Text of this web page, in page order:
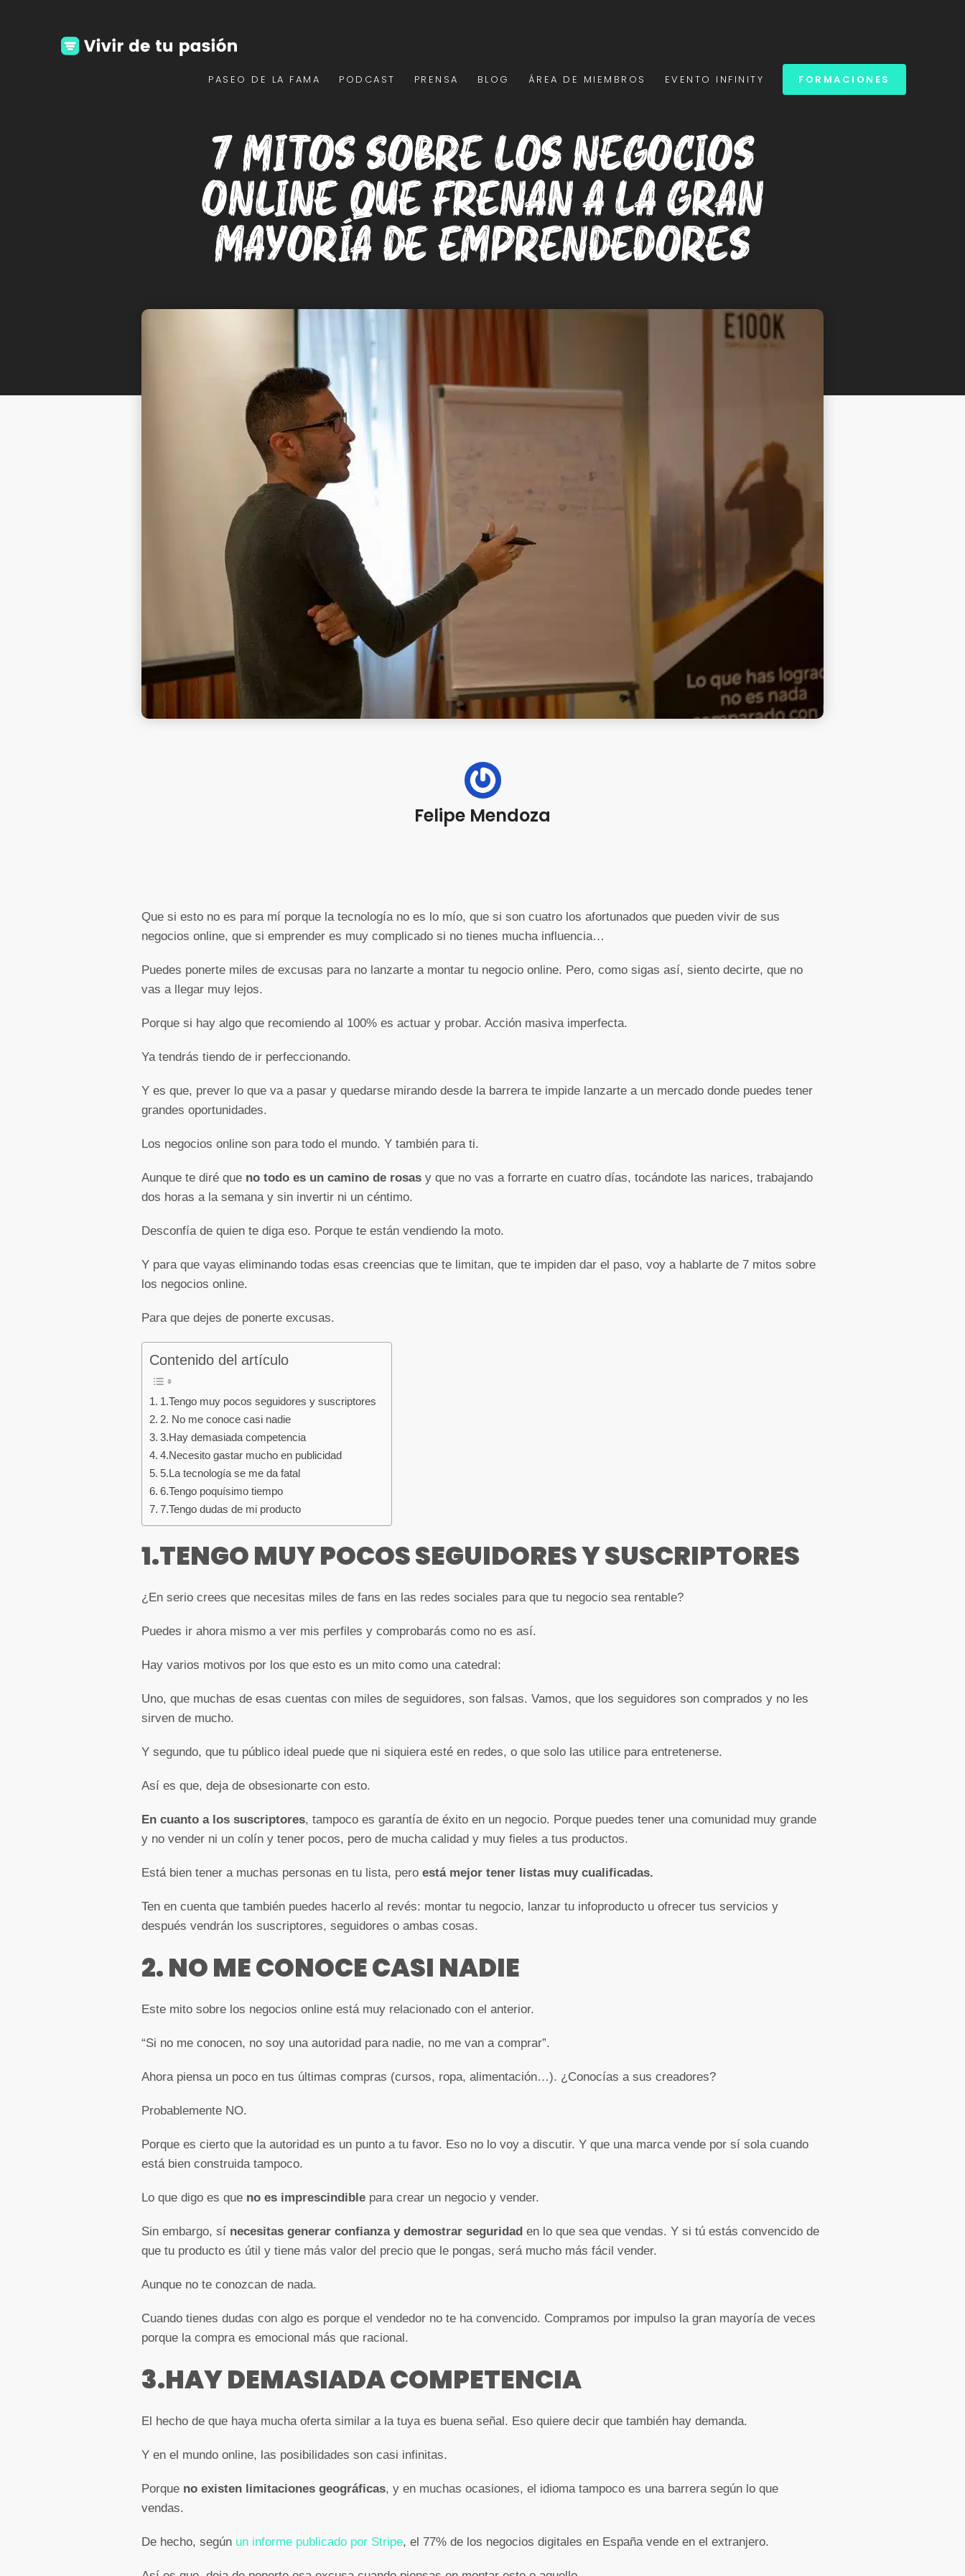
PASEO DE LA FAMA PODCAST PRENSA BLOG ÁREA DE MIEMBROS EVENTO INFINITY FORMACIONES
7 mitos sobre los negocios
online que frenan a la gran
mayoría de emprendedores
Felipe Mendoza
Que si esto no es para mí porque la tecnología no es lo mío, que si son cuatro los afortunados que pueden vivir de sus
negocios online, que si emprender es muy complicado si no tienes mucha influencia…
Puedes ponerte miles de excusas para no lanzarte a montar tu negocio online. Pero, como sigas así, siento decirte, que no
vas a llegar muy lejos.
Porque si hay algo que recomiendo al 100% es actuar y probar. Acción masiva imperfecta.
Ya tendrás tiendo de ir perfeccionando.
Y es que, prever lo que va a pasar y quedarse mirando desde la barrera te impide lanzarte a un mercado donde puedes tener
grandes oportunidades.
Los negocios online son para todo el mundo. Y también para ti.
Aunque te diré que no todo es un camino de rosas y que no vas a forrarte en cuatro días, tocándote las narices, trabajando
dos horas a la semana y sin invertir ni un céntimo.
Desconfía de quien te diga eso. Porque te están vendiendo la moto.
Y para que vayas eliminando todas esas creencias que te limitan, que te impiden dar el paso, voy a hablarte de 7 mitos sobre
los negocios online.
Para que dejes de ponerte excusas.
Contenido del artículo
1.Tengo muy pocos seguidores y suscriptores
2. No me conoce casi nadie
3.Hay demasiada competencia
4.Necesito gastar mucho en publicidad
5.La tecnología se me da fatal
6.Tengo poquísimo tiempo
7.Tengo dudas de mi producto
1.TENGO MUY POCOS SEGUIDORES Y SUSCRIPTORES
¿En serio crees que necesitas miles de fans en las redes sociales para que tu negocio sea rentable?
Puedes ir ahora mismo a ver mis perfiles y comprobarás como no es así.
Hay varios motivos por los que esto es un mito como una catedral:
Uno, que muchas de esas cuentas con miles de seguidores, son falsas. Vamos, que los seguidores son comprados y no les
sirven de mucho.
Y segundo, que tu público ideal puede que ni siquiera esté en redes, o que solo las utilice para entretenerse.
Así es que, deja de obsesionarte con esto.
En cuanto a los suscriptores, tampoco es garantía de éxito en un negocio. Porque puedes tener una comunidad muy grande
y no vender ni un colín y tener pocos, pero de mucha calidad y muy fieles a tus productos.
Está bien tener a muchas personas en tu lista, pero está mejor tener listas muy cualificadas.
Ten en cuenta que también puedes hacerlo al revés: montar tu negocio, lanzar tu infoproducto u ofrecer tus servicios y
después vendrán los suscriptores, seguidores o ambas cosas.
2. NO ME CONOCE CASI NADIE
Este mito sobre los negocios online está muy relacionado con el anterior.
“Si no me conocen, no soy una autoridad para nadie, no me van a comprar”.
Ahora piensa un poco en tus últimas compras (cursos, ropa, alimentación…). ¿Conocías a sus creadores?
Probablemente NO.
Porque es cierto que la autoridad es un punto a tu favor. Eso no lo voy a discutir. Y que una marca vende por sí sola cuando
está bien construida tampoco.
Lo que digo es que no es imprescindible para crear un negocio y vender.
Sin embargo, sí necesitas generar confianza y demostrar seguridad en lo que sea que vendas. Y si tú estás convencido de
que tu producto es útil y tiene más valor del precio que le pongas, será mucho más fácil vender.
Aunque no te conozcan de nada.
Cuando tienes dudas con algo es porque el vendedor no te ha convencido. Compramos por impulso la gran mayoría de veces
porque la compra es emocional más que racional.
3.HAY DEMASIADA COMPETENCIA
El hecho de que haya mucha oferta similar a la tuya es buena señal. Eso quiere decir que también hay demanda.
Y en el mundo online, las posibilidades son casi infinitas.
Porque no existen limitaciones geográficas, y en muchas ocasiones, el idioma tampoco es una barrera según lo que
vendas.
De hecho, según un informe publicado por Stripe, el 77% de los negocios digitales en España vende en el extranjero.